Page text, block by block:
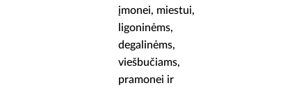
įmonei, miestui,
ligoninėms,
degalinėms,
viešbučiams,
pramonei ir